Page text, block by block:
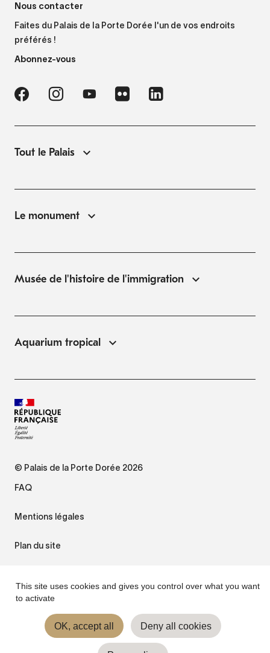
Nous contacter
Faites du Palais de la Porte Dorée l'un de vos endroits
préférés !
Abonnez-vous
Tout le Palais
Le monument
Musée de l'histoire de l'immigration
Aquarium tropical
© Palais de la Porte Dorée 2026
FAQ
Mentions légales
Plan du site
Gestion des cookies
This site uses cookies and gives you control over what you want
to activate
OK, accept all Deny all cookies